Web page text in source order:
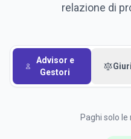
relazione di
Advisor e
Gestori
Paghi solo